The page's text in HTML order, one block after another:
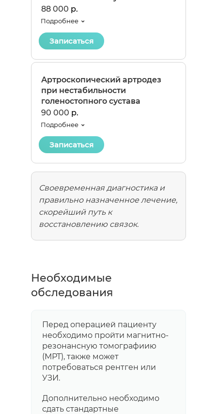
88 000 р.
Подробнее
Записаться
Артроскопический артродез
при нестабильности
голеностопного сустава
90 000 р.
Подробнее
Записаться
Своевременная диагностика и
правильно назначенное лечение,
скорейший путь к
восстановлению связок.
Необходимые
обследования
Перед операцией пациенту
необходимо пройти магнитно-
резонансную томографиию
(МРТ), также может
потребоваться рентген или
УЗИ.
Дополнительно необходимо
сдать стандартные